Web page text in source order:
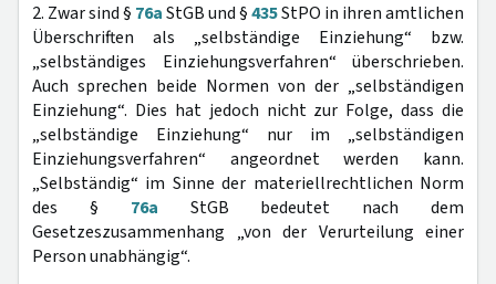
2. Zwar sind § 76aStGB und §435StPO in ihren amtlichen
Überschriften als „selbständige Einziehung“ bzw.
„selbständiges Einziehungsverfahren“ überschrieben.
Auch sprechen beide Normen von der „selbständigen
Einziehung“. Dies hat jedoch nicht zur Folge, dass die
„selbständige Einziehung“ nur im „selbständigen
Einziehungsverfahren“ angeordnet werden kann.
„Selbständig“ im Sinne der materiellrechtlichen Norm
des § 76a StGB bedeutet nach dem
Gesetzeszusammenhang „von der Verurteilung einer
Person unabhängig“.